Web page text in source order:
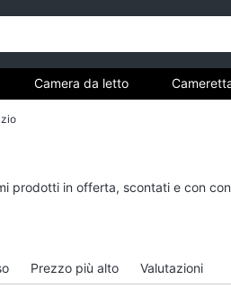
allungabile
Letto
Camera da letto
prodotti in offerta, scontati e con
Prezzo più alto Valutazioni